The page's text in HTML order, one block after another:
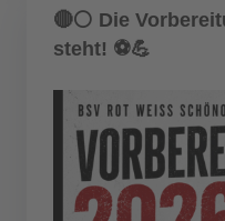
🔴⚪ Die
steht! ⚽💪